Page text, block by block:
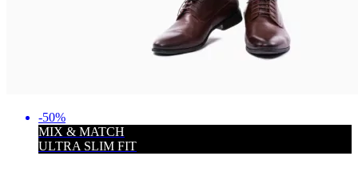
-50%
MIX & MATCH
ULTRA SLIM FIT